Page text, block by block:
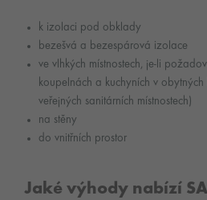
k izolaci pod obklady
bezešvá a bezespárová izolace
ve vlhkých místnostech, je-li
koupelnách a kuchyních v
veřejných sanitárních místnostech)
na stěny
do vnitřních prostor
Jaké výhody nabízí